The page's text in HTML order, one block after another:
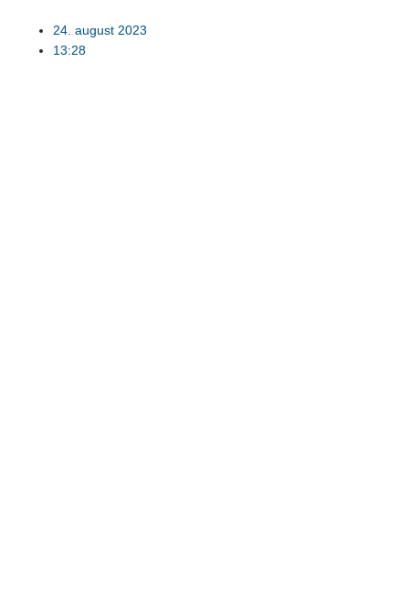
24. august 2023
13:28